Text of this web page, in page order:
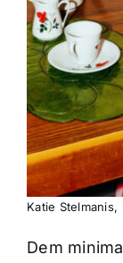
Katie
Dem